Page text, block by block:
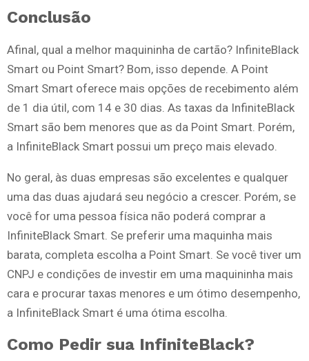
Conclusão
Afinal, qual a melhor maquininha de cartão? InfiniteBlack
Smart ou Point Smart? Bom, isso depende. A Point
Smart Smart oferece mais opções de recebimento além
de 1 dia útil, com 14 e 30 dias. As taxas da InfiniteBlack
Smart são bem menores que as da Point Smart. Porém,
a InfiniteBlack Smart possui um preço mais elevado.
No geral, às duas empresas são excelentes e qualquer
uma das duas ajudará seu negócio a crescer. Porém, se
você for uma pessoa física não poderá comprar a
InfiniteBlack Smart. Se preferir uma maquinha mais
barata, completa escolha a Point Smart. Se você tiver um
CNPJ e condições de investir em uma maquininha mais
cara e procurar taxas menores e um ótimo desempenho,
a InfiniteBlack Smart é uma ótima escolha.
Como Pedir sua InfiniteBlack?